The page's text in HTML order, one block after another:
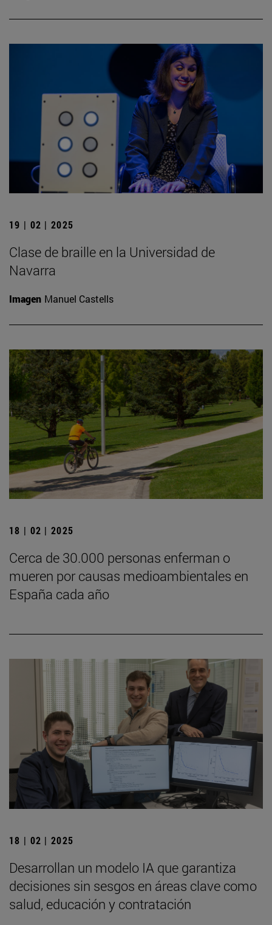
19 | 02 | 2025
Clase de braille en la Universidad de
Navarra
Imagen Manuel Castells
18 | 02 | 2025
Cerca de 30.000 personas enferman o
mueren por causas medioambientales en
España cada año
18 | 02 | 2025
Desarrollan un modelo IA que garantiza
decisiones sin sesgos en áreas clave como
salud, educación y contratación